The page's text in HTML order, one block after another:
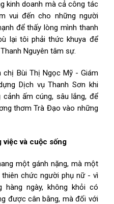
kinh doanh mà cả công tác
vui đến cho những người
để thấy lòng mình thanh
lại tôi phải thức khuya để
Nguyên tâm sự.
Bùi Thị Ngọc Mỹ - Giám
Dịch vụ Thanh Sơn khi
ấm cúng, sâu lắng, để
thơm Trà Đạo vào những
việc và cuộc sống
một gánh nặng, mà một
chức người phụ nữ - vì
ngày, không khỏi có
được cân bằng, mà đối với